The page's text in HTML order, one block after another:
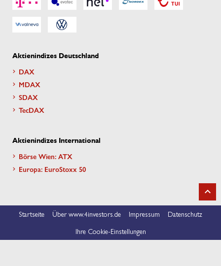
Aktienindizes Deutschland
DAX
MDAX
SDAX
TecDAX
Aktienindizes International
Börse Wien: ATX
Europa: EuroStoxx 50
Startseite Über www.4investors.de Impressum
Datenschutz
Ihre Cookie-Einstellungen